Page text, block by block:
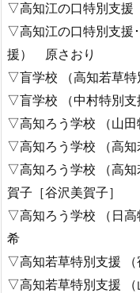
▽高知江の口特別支
▽高知江の口特別支援
援） 原さおり
▽盲学校 （高知若草
▽盲学校 （中村特別
▽高知ろう学校 （山
▽高知ろう学校 （高
▽高知ろう学校 （高
賀子［谷沢美賀子］
▽高知ろう学校 （日
希
▽高知若草特別支援
▽高知若草特別支援